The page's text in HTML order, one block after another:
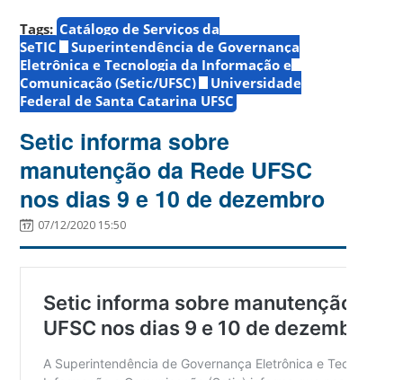
Tags: Catálogo de Serviços da
SeTIC
Superintendência de Governança
Eletrônica e Tecnologia da Informação e
Comunicação (Setic/UFSC)
Universidade
Federal de Santa Catarina UFSC
Setic informa sobre
manutenção da Rede UFSC
nos dias 9 e 10 de dezembro
07/12/2020 15:50